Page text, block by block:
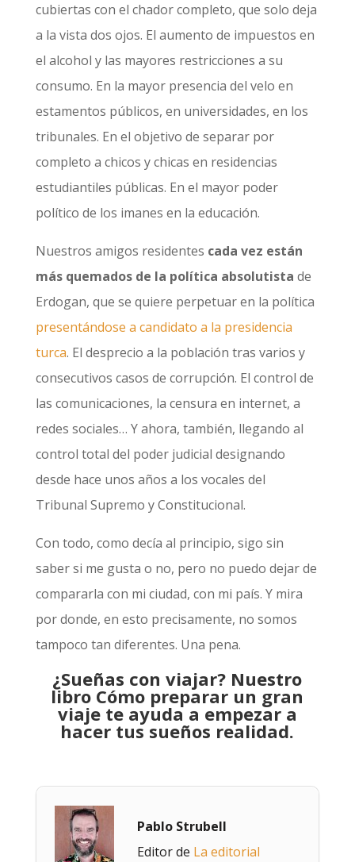
cubiertas con el chador completo, que solo deja
a la vista dos ojos. El aumento de impuestos en
el alcohol y las mayores restricciones a su
consumo. En la mayor presencia del velo en
estamentos públicos, en universidades, en los
tribunales. En el objetivo de separar por
completo a chicos y chicas en residencias
estudiantiles públicas. En el mayor poder
político de los imanes en la educación.
Nuestros amigos residentes cada vez están
más quemados de la política absolutista de
Erdogan, que se quiere perpetuar en la política
presentándose a candidato a la presidencia
turca. El desprecio a la población tras varios y
consecutivos casos de corrupción. El control de
las comunicaciones, la censura en internet, a
redes sociales… Y ahora, también, llegando al
control total del poder judicial designando
desde hace unos años a los vocales del
Tribunal Supremo y Constitucional.
Con todo, como decía al principio, sigo sin
saber si me gusta o no, pero no puedo dejar de
compararla con mi ciudad, con mi país. Y mira
por donde, en esto precisamente, no somos
tampoco tan diferentes. Una pena.
¿Sueñas con viajar? Nuestro
libro Cómo preparar un gran
viaje te ayuda a empezar a
hacer tus sueños realidad.
Pablo Strubell
Editor de La editorial